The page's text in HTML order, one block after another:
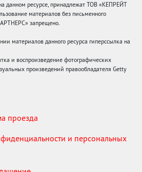
данном ресурсе, принадлежат ТОВ «КЕПРЕЙТ
материалов без письменного
запрещено.
материалов данного ресурса гиперссылка на
и воспроизведение фотографических
произведений правообладателя Getty
проезда
и персональных